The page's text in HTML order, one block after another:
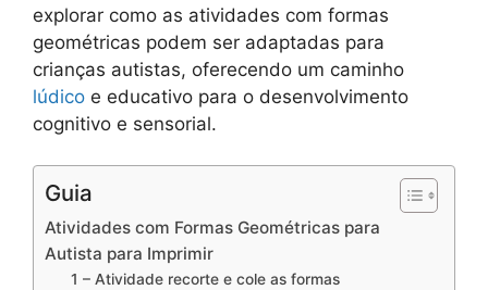
explorar como as atividades com formas
geométricas podem ser adaptadas para
crianças autistas, oferecendo um caminho
lúdico e educativo para o desenvolvimento
cognitivo e sensorial.
Guia
Atividades com Formas Geométricas para
Autista para Imprimir
1 – Atividade recorte e cole as formas